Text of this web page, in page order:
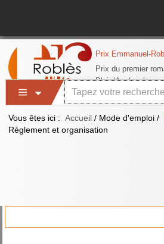
Vous êtes ici : Accueil / Mode d'emploi /
Règlement et organisation